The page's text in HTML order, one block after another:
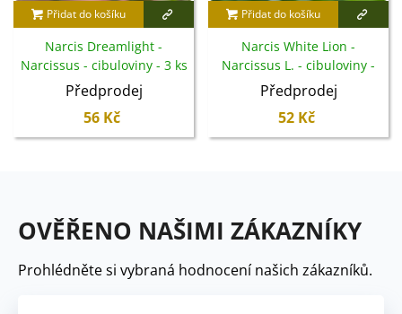
Přidat do košíku
Narcis Dreamlight -
Narcissus - cibuloviny - 3 ks
Předprodej
56 Kč
Přidat do košíku
Narcis White Lion -
Narcissus L. - cibuloviny -
3 ks
Předprodej
52 Kč
OVĚŘENO NAŠIMI ZÁKAZNÍKY
Prohlédněte si vybraná hodnocení našich zákazníků.